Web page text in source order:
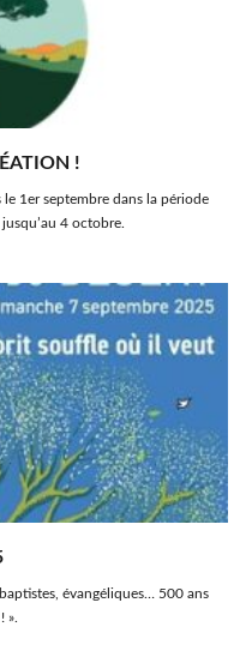
!
1er septembre dans la période
4 octobre.
évangéliques… 500 ans
».